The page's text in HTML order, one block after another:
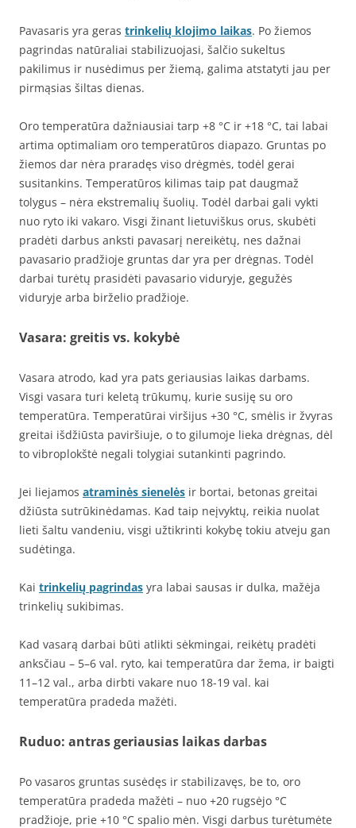
Pavasaris yra geras trinkelių klojimo laikas. Po žiemos
pagrindas natūraliai stabilizuojasi, šalčio sukeltus
pakilimus ir nusėdimus per žiemą, galima atstatyti jau per
pirmąsias šiltas dienas.
Oro temperatūra dažniausiai tarp +8 °C ir +18 °C, tai labai
artima optimaliam oro temperatūros diapazo. Gruntas po
žiemos dar nėra praradęs viso drėgmės, todėl gerai
susitankins. Temperatūros kilimas taip pat daugmaž
tolygus – nėra ekstremalių šuolių. Todėl darbai gali vykti
nuo ryto iki vakaro. Visgi žinant lietuviškus orus, skubėti
pradėti darbus anksti pavasarį nereikėtų, nes dažnai
pavasario pradžioje gruntas dar yra per drėgnas. Todėl
darbai turėtų prasidėti pavasario viduryje, gegužės
viduryje arba birželio pradžioje.
Vasara: greitis vs. kokybė
Vasara atrodo, kad yra pats geriausias laikas darbams.
Visgi vasara turi keletą trūkumų, kurie susiję su oro
temperatūra. Temperatūrai viršijus +30 °C, smėlis ir žvyras
greitai išdžiūsta paviršiuje, o to gilumoje lieka drėgnas, dėl
to vibroplokštė negali tolygiai sutankinti pagrindo.
Jei liejamos atraminės sienelės ir bortai, betonas greitai
džiūsta sutrūkinėdamas. Kad taip neįvyktų, reikia nuolat
lieti šaltu vandeniu, visgi užtikrinti kokybę tokiu atveju gan
sudėtinga.
Kai trinkelių pagrindas yra labai sausas ir dulka, mažėja
trinkelių sukibimas.
Kad vasarą darbai būti atlikti sėkmingai, reikėtų pradėti
anksčiau – 5–6 val. ryto, kai temperatūra dar žema, ir baigti
11–12 val., arba dirbti vakare nuo 18-19 val. kai
temperatūra pradeda mažėti.
Ruduo: antras geriausias laikas darbas
Po vasaros gruntas susėdęs ir stabilizavęs, be to, oro
temperatūra pradeda mažėti – nuo +20 rugsėjo °C
pradžioje, prie +10 °C spalio mėn. Visgi darbus turėtumėte